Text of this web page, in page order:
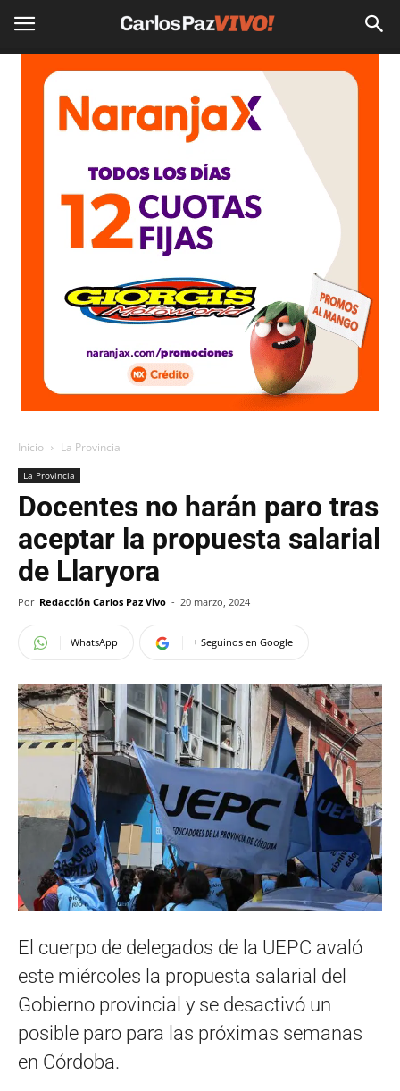
Inicio La Provincia
La Provincia
Docentes no harán paro tras
aceptar la propuesta salarial
de Llaryora
Por Redacción Carlos Paz Vivo - 20 marzo, 2024
WhatsApp + Seguinos en Google
El cuerpo de delegados de la UEPC avaló
este miércoles la propuesta salarial del
Gobierno provincial y se desactivó un
posible paro para las próximas semanas
en Córdoba.